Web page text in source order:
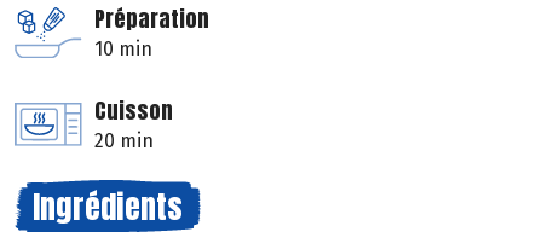
Préparation
10 min
Cuisson
20 min
Ingrédients